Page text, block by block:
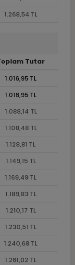
1.268,54 TL
Tutar
1.016,95 TL
1.016,95 TL
1.088,14 TL
1.108,48 TL
1.128,81 TL
1.149,15 TL
1.169,49 TL
1.189,83 TL
1.210,17 TL
1.230,51 TL
1.240,68 TL
1.261,02 TL